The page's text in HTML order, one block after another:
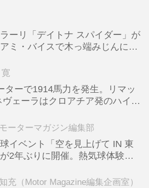
ーリ「デイトナ スパイダー」が
ミ・バイスで木っ端みじんにな
ターで1914馬力を発生。リマッ
ヴェーラはクロアチア発のハイパ
115】
ーターマガジン編集部
イベント「空を見上げて IN 東
2年ぶりに開催。熱気球体験搭
ツも
充（Motor Magazine編集企画室）